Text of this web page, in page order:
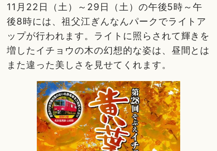
11月22日（土）～29日（土）の午後5時～午
後8時には、祖父江ぎんなんパークでライトア
ップが行われます。ライトに照らされて輝きを
増したイチョウの木の幻想的な姿は、昼間とは
また違った美しさを見せてくれます。